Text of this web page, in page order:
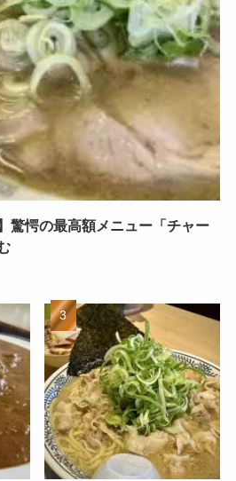
驚愕の最高額メニュー「チャー